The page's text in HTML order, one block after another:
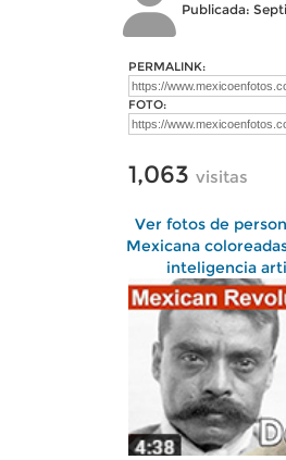
Publicada:
PERMALINK:
FOTO:
1,063 visitas
Ver fotos de
Mexicana
inteligencia